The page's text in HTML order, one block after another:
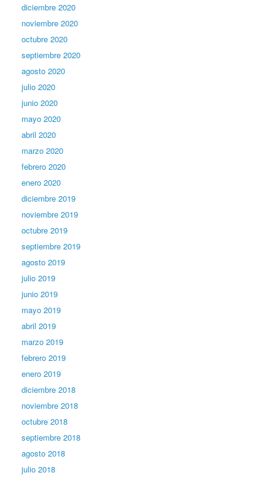
diciembre 2020
noviembre 2020
octubre 2020
septiembre 2020
agosto 2020
julio 2020
junio 2020
mayo 2020
abril 2020
marzo 2020
febrero 2020
enero 2020
diciembre 2019
noviembre 2019
octubre 2019
septiembre 2019
agosto 2019
julio 2019
junio 2019
mayo 2019
abril 2019
marzo 2019
febrero 2019
enero 2019
diciembre 2018
noviembre 2018
octubre 2018
septiembre 2018
agosto 2018
julio 2018